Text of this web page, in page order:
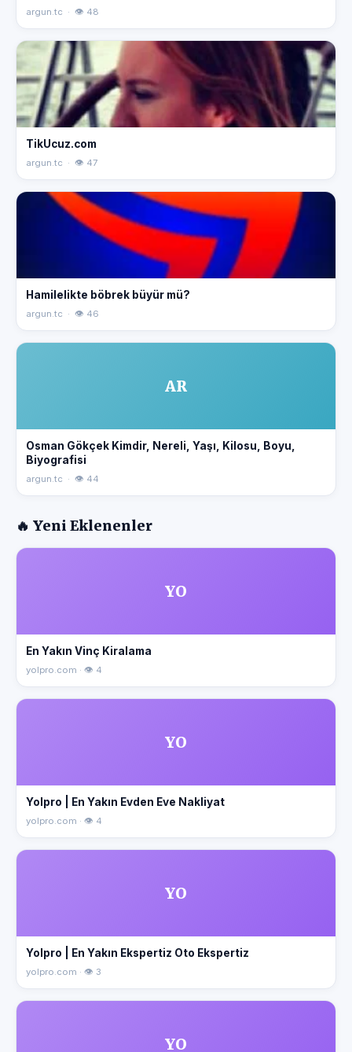
argun.tc · 👁 48
TikUcuz.com
argun.tc · 👁 47
Hamilelikte böbrek büyür mü?
argun.tc · 👁 46
AR
Osman Gökçek Kimdir, Nereli, Yaşı, Kilosu, Boyu,
Biyografisi
argun.tc · 👁 44
🔥 Yeni Eklenenler
YO
En Yakın Vinç Kiralama
yolpro.com · 👁 4
YO
Yolpro | En Yakın Evden Eve Nakliyat
yolpro.com · 👁 4
YO
Yolpro | En Yakın Ekspertiz Oto Ekspertiz
yolpro.com · 👁 3
YO